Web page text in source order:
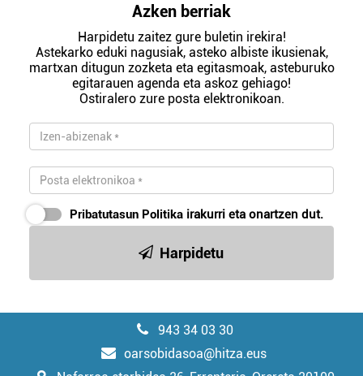
Azken berriak
Harpidetu zaitez gure buletin irekira!
Astekarko eduki nagusiak, asteko albiste ikusienak,
martxan ditugun zozketa eta egitasmoak, asteburuko
egitarauen agenda eta askoz gehiago!
Ostiralero zure posta elektronikoan.
Pribatutasun Politika irakurri eta onartzen dut.
Harpidetu
943 34 03 30
oarsobidasoa@hitza.eus